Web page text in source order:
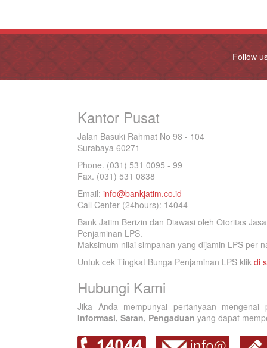
Follow
Kantor Pusat
Jalan Basuki Rahmat No 98 - 104
Surabaya 60271
Phone. (031) 531 0095 - 99
Fax. (031) 531 0838
Email: info@bankjatim.co.id
Call Center (24hours): 14044
Bank Jatim Berizin dan Diawasi oleh Otoritas
Penjaminan LPS.
Maksimum nilai simpanan yang dijamin LPS per
Untuk cek Tingkat Bunga Penjaminan LPS klik di
Hubungi Kami
Jika Anda mempunyai pertanyaan
Informasi, Saran, Pengaduan yang dapat